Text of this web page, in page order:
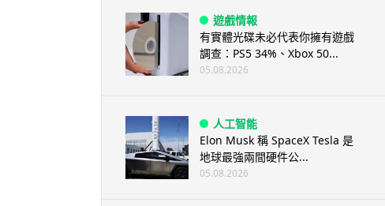
遊戲情報
有實體光碟未必代表你擁有遊戲
調查：PS5 34%、Xbox 50...
05.08.2026
人工智能
Elon Musk 稱 SpaceX Tesla 是
地球最強兩間硬件公...
05.08.2026